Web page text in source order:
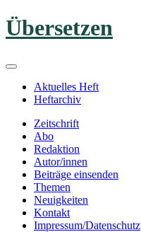
Zum
Inhalt
Übersetzen
Aktuelles Heft
Heftarchiv
Zeitschrift
Abo
Redaktion
Autor/innen
Beiträge einsenden
Themen
Neuigkeiten
Kontakt
Impressum/Datenschutz